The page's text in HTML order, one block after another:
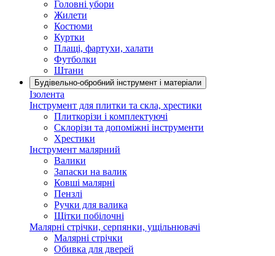
Головні убори
Жилети
Костюми
Куртки
Плащі, фартухи, халати
Футболки
Штани
Будівельно-обробний інструмент і матеріали
Ізолента
Інструмент для плитки та скла, хрестики
Плиткорізи і комплектуючі
Склорізи та допоміжні інструменти
Хрестики
Інструмент малярний
Валики
Запаски на валик
Ковші малярні
Пензлі
Ручки для валика
Щітки побілочні
Малярні стрічки, серпянки, ущільнювачі
Малярні стрічки
Обивка для дверей